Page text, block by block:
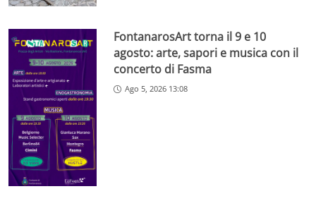
FontanarosArt torna il 9 e 10
agosto: arte, sapori e musica con il
concerto di Fasma
Ago 5, 2026 13:08